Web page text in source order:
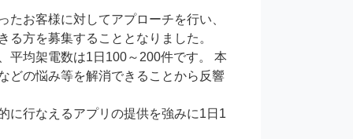
お客様に対してアプローチを行い、
方を募集することとなりました。
平均架電数は1日100～200件です。 本
どの悩み等を解消できることから反響
に行なえるアプリの提供を強みに1日1